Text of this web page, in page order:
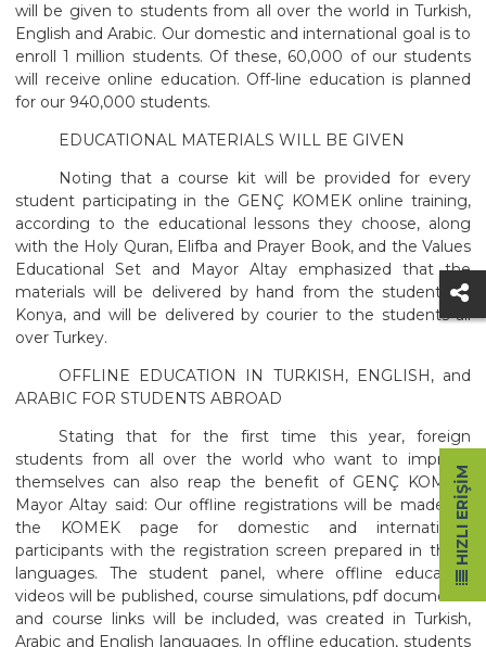
will be given to students from all over the world in Turkish,
English and Arabic. Our domestic and international goal is to
enroll 1 million students. Of these, 60,000 of our students
will receive online education. Off-line education is planned
for our 940,000 students.
EDUCATIONAL MATERIALS WILL BE GIVEN
Noting that a course kit will be provided for every
student participating in the GENÇ KOMEK online training,
according to the educational lessons they choose, along
with the Holy Quran, Elifba and Prayer Book, and the Values
Educational Set and Mayor Altay emphasized that the
materials will be delivered by hand from the students in
Konya, and will be delivered by courier to the students all
over Turkey.
OFFLINE EDUCATION IN TURKISH, ENGLISH, and
ARABIC FOR STUDENTS ABROAD
Stating that for the first time this year, foreign
students from all over the world who want to improve
themselves can also reap the benefit of GENÇ KOMEK,
Mayor Altay said: Our offline registrations will be made on
the KOMEK page for domestic and international
participants with the registration screen prepared in three
languages. The student panel, where offline education
videos will be published, course simulations, pdf documents
and course links will be included, was created in Turkish,
Arabic and English languages. In offline education, students
HIZLI ERIŞIM